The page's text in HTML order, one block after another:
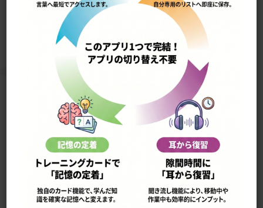
このサイトについて
単語の検索法
ローマ字表
よくある検索ミス！